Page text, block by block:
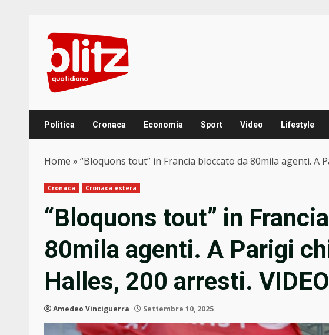
content
Politica Cronaca Economia Sport Video Lifestyle
Home » “Bloquons tout” in Francia bloccato da 80mila agenti. A
Cronaca Cronaca estera
“Bloquons tout” in
80mila agenti. A Parigi
Halles, 200 arresti. VIDEO
Amedeo Vinciguerra Settembre 10, 2025